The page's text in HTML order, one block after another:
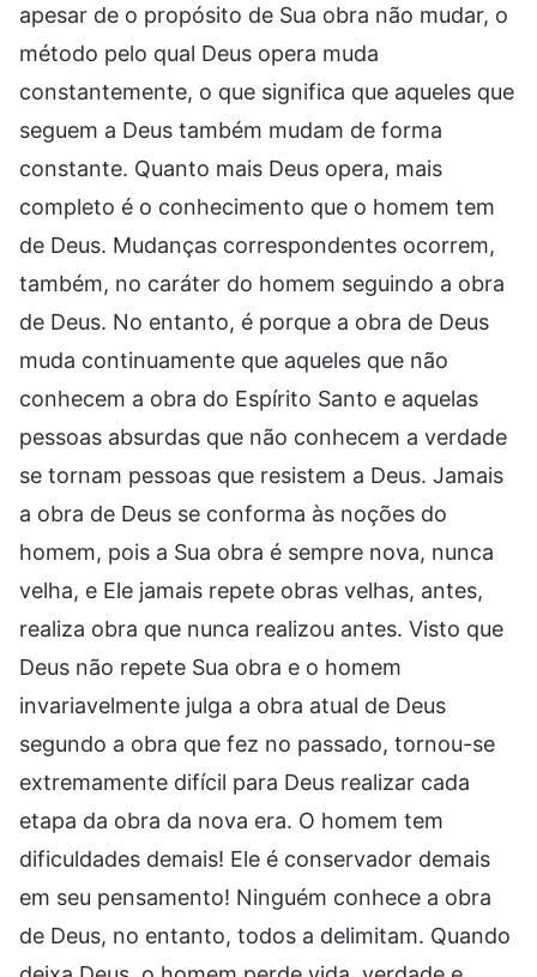
apesar de o propósito de Sua obra não mudar, o
método pelo qual Deus opera muda
constantemente, o que significa que aqueles que
seguem a Deus também mudam de forma
constante. Quanto mais Deus opera, mais
completo é o conhecimento que o homem tem
de Deus. Mudanças correspondentes ocorrem,
também, no caráter do homem seguindo a obra
de Deus. No entanto, é porque a obra de Deus
muda continuamente que aqueles que não
conhecem a obra do Espírito Santo e aquelas
pessoas absurdas que não conhecem a verdade
se tornam pessoas que resistem a Deus. Jamais
a obra de Deus se conforma às noções do
homem, pois a Sua obra é sempre nova, nunca
velha, e Ele jamais repete obras velhas, antes,
realiza obra que nunca realizou antes. Visto que
Deus não repete Sua obra e o homem
invariavelmente julga a obra atual de Deus
segundo a obra que fez no passado, tornou-se
extremamente difícil para Deus realizar cada
etapa da obra da nova era. O homem tem
dificuldades demais! Ele é conservador demais
em seu pensamento! Ninguém conhece a obra
de Deus, no entanto, todos a delimitam. Quando